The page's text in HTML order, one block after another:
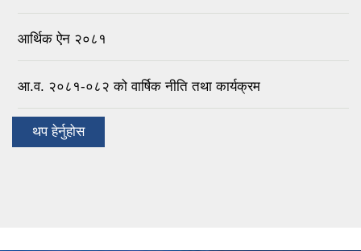
आर्थिक ऐन २०८१
आ.व. २०८१-०८२ को वार्षिक नीति तथा कार्यक्रम
थप हेर्नुहोस